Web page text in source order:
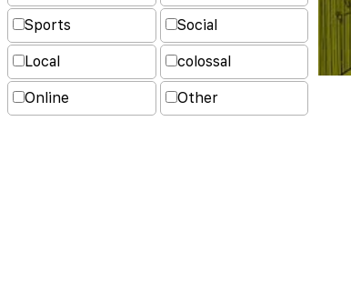
Sports Social
Local colossal
Online Other